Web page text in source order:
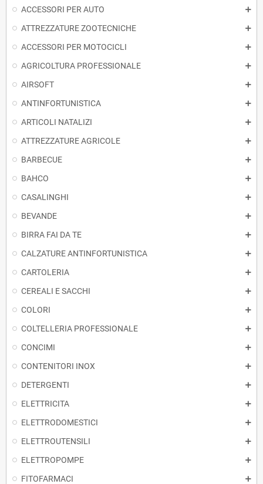
ACCESSORI PER AUTO
ATTREZZATURE ZOOTECNICHE
ACCESSORI PER MOTOCICLI
AGRICOLTURA PROFESSIONALE
AIRSOFT
ANTINFORTUNISTICA
ARTICOLI NATALIZI
ATTREZZATURE AGRICOLE
BARBECUE
BAHCO
CASALINGHI
BEVANDE
BIRRA FAI DA TE
CALZATURE ANTINFORTUNISTICA
CARTOLERIA
CEREALI E SACCHI
COLORI
COLTELLERIA PROFESSIONALE
CONCIMI
CONTENITORI INOX
DETERGENTI
ELETTRICITA
ELETTRODOMESTICI
ELETTROUTENSILI
ELETTROPOMPE
FITOFARMACI